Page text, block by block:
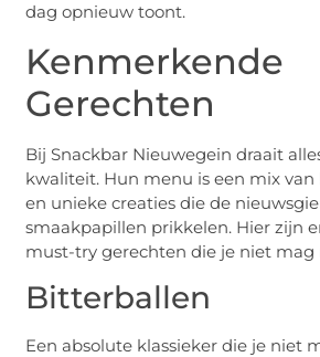
dag opnieuw toont.
Kenmerkende
Gerechten
Bij Snackbar Nieuwegein draait
kwaliteit. Hun menu is een mix van
en unieke creaties die de
smaakpapillen prikkelen. Hier zijn
must-try gerechten die je niet mag
Bitterballen
Een absolute klassieker die je niet